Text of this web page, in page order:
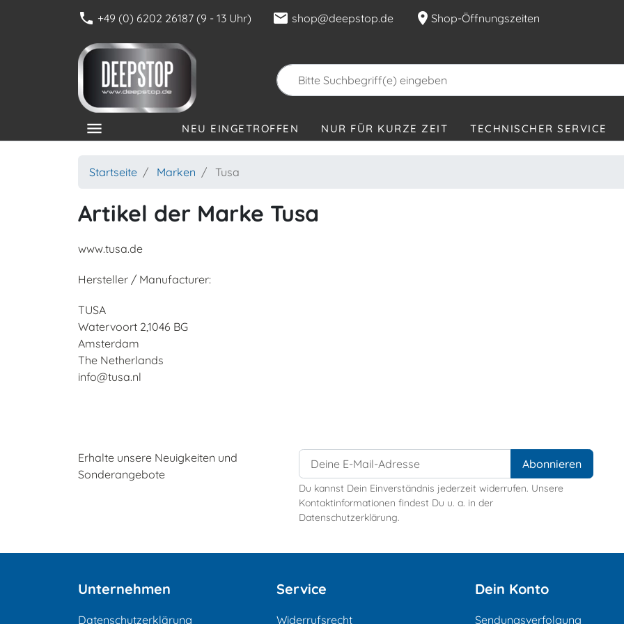
phone +49 (0) 6202 26187 (9 - 13 Uhr) mail shop@deepstop.de location_on Shop-Öffnungszeiten
menu NEU EINGETROFFEN NUR FÜR KURZE ZEIT TECHNISCHER SERVICE
Startseite Marken Tusa
Artikel der Marke Tusa
www.tusa.de
Hersteller / Manufacturer:
TUSA
Watervoort 2,1046 BG
Amsterdam
The Netherlands
info@tusa.nl
Erhalte unsere Neuigkeiten und
Sonderangebote
Du kannst Dein Einverständnis jederzeit widerrufen. Unsere
Kontaktinformationen findest Du u. a. in der
Datenschutzerklärung.
Unternehmen
Datenschutzerklärung
Service
Widerrufsrecht
Dein Konto
Sendungsverfolgung